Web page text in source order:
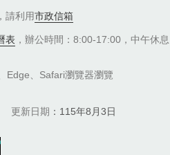
請利用市政信箱
表 ，辦公時間：8:00-17:00，中午休息
Edge、Safari瀏覽器瀏覽
更新日期 115年8月3日